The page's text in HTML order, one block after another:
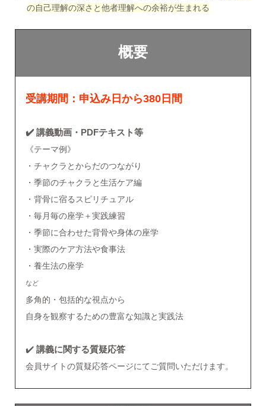
の自己理解の深さと他者理解への余裕が生まれる
概要
受講期間：申込み日から380日間
✔️ 講義動画・PDFテキスト等
《テーマ例》
・チャクラとからだのつながり
・季節のチャクラと生活ケア編
・背骨に宿るスピリチュアル
・毎月毎の座学＋実践練習
・季節に合わせた背骨や身体の座学
・実際のケア方法や食事法
・養生法の座学
など
多角的・包括的な視点から
自身を観察するための豊富な知識と実践法
✔️ 講義に関する質疑応答
会員サイトの質疑応答ページにてご質問いただけます。